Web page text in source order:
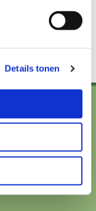
Details tonen